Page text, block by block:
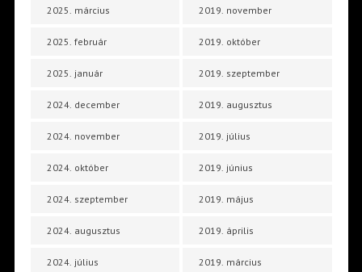
2025. március
2025. február
2025. január
2024. december
2024. november
2024. október
2024. szeptember
2024. augusztus
2024. július
2019. november
2019. október
2019. szeptember
2019. augusztus
2019. július
2019. június
2019. május
2019. április
2019. március